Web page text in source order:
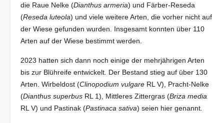
die Raue Nelke (Dianthus armeria) und Färber-Reseda
(Reseda luteola) und viele weitere Arten, die vorher nicht auf
der Wiese gefunden wurden. Insgesamt konnten über 110
Arten auf der Wiese bestimmt werden.
2023 hatten sich dann noch einige der mehrjährigen Arten
bis zur Blühreife entwickelt. Der Bestand stieg auf über 130
Arten. Wirbeldost (Clinopodium vulgare RL V), Pracht-Nelke
(Dianthus superbus RL 1), Mittleres Zittergras (Briza media
RL V) und Pastinak (Pastinaca sativa) seien hier genannt.